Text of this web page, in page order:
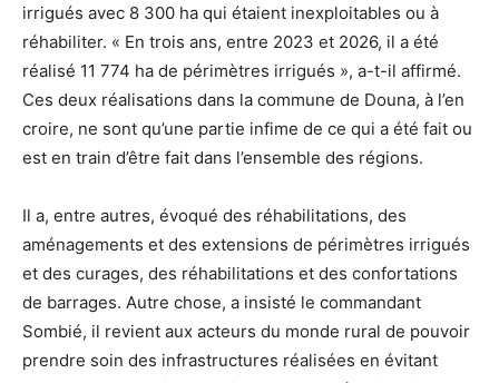
irrigués avec 8 300 ha qui étaient inexploitables ou à
réhabiliter. « En trois ans, entre 2023 et 2026, il a été
réalisé 11 774 ha de périmètres irrigués », a-t-il affirmé.
Ces deux réalisations dans la commune de Douna, à l’en
croire, ne sont qu’une partie infime de ce qui a été fait ou
est en train d’être fait dans l’ensemble des régions.
Il a, entre autres, évoqué des réhabilitations, des
aménagements et des extensions de périmètres irrigués
et des curages, des réhabilitations et des confortations
de barrages. Autre chose, a insisté le commandant
Sombié, il revient aux acteurs du monde rural de pouvoir
prendre soin des infrastructures réalisées en évitant